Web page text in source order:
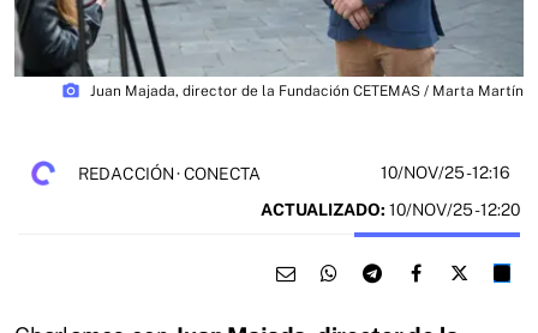
photo_camera Juan Majada, director de la Fundación CETEMAS / Marta Martín
REDACCIÓN · CONECTA 10/NOV/25- 12:16
ACTUALIZADO: 10/NOV/25 - 12:20